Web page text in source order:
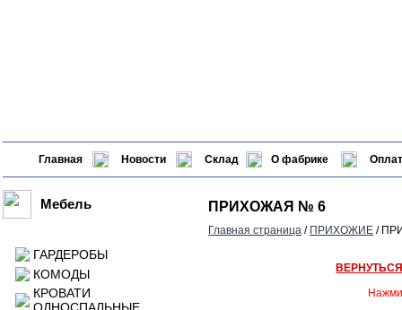
Главная Новости Склад О фабрике
Мебель
ГАРДЕРОБЫ
КОМОДЫ
КРОВАТИ
ПРИХОЖАЯ № 6
Главная страница / ПРИХОЖИЕ /